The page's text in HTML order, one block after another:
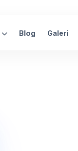
Blog Galeri